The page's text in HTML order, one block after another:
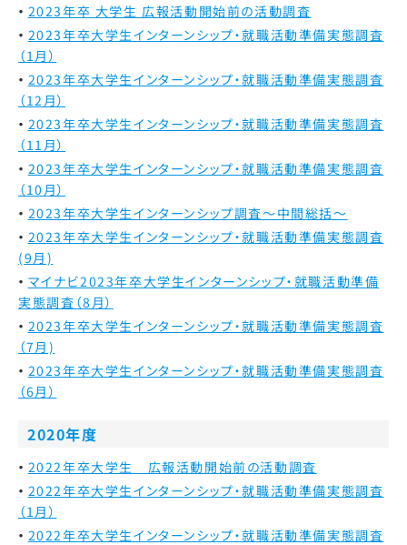
2023年卒 大学生 広報活動開始前の活動調査
2023年卒大学生インターンシップ・就職活動準備実態調査
（1月）
2023年卒大学生インターンシップ・就職活動準備実態調査
（12月）
2023年卒大学生インターンシップ・就職活動準備実態調査
（11月）
2023年卒大学生インターンシップ・就職活動準備実態調査
（10月）
2023年卒大学生インターンシップ調査～中間総括～
2023年卒大学生インターンシップ・就職活動準備実態調査
(9月)
マイナビ2023年卒大学生インターンシップ・就職活動準備
実態調査（8月）
2023年卒大学生インターンシップ・就職活動準備実態調査
（7月)
2023年卒大学生インターンシップ・就職活動準備実態調査
（6月）
2020年度
2022年卒大学生 広報活動開始前の活動調査
2022年卒大学生インターンシップ・就職活動準備実態調査
（1月）
2022年卒大学生インターンシップ・就職活動準備実態調査